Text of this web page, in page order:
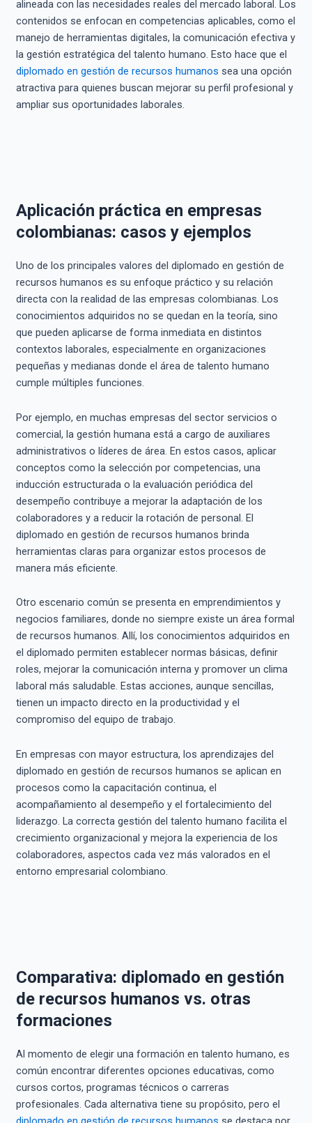
alineada con las necesidades reales del mercado laboral. Los
contenidos se enfocan en competencias aplicables, como el
manejo de herramientas digitales, la comunicación efectiva y
la gestión estratégica del talento humano. Esto hace que el
diplomado en gestión de recursos humanos sea una opción
atractiva para quienes buscan mejorar su perfil profesional y
ampliar sus oportunidades laborales.
Aplicación práctica en empresas
colombianas: casos y ejemplos
Uno de los principales valores del diplomado en gestión de
recursos humanos es su enfoque práctico y su relación
directa con la realidad de las empresas colombianas. Los
conocimientos adquiridos no se quedan en la teoría, sino
que pueden aplicarse de forma inmediata en distintos
contextos laborales, especialmente en organizaciones
pequeñas y medianas donde el área de talento humano
cumple múltiples funciones.
Por ejemplo, en muchas empresas del sector servicios o
comercial, la gestión humana está a cargo de auxiliares
administrativos o líderes de área. En estos casos, aplicar
conceptos como la selección por competencias, una
inducción estructurada o la evaluación periódica del
desempeño contribuye a mejorar la adaptación de los
colaboradores y a reducir la rotación de personal. El
diplomado en gestión de recursos humanos brinda
herramientas claras para organizar estos procesos de
manera más eficiente.
Otro escenario común se presenta en emprendimientos y
negocios familiares, donde no siempre existe un área formal
de recursos humanos. Allí, los conocimientos adquiridos en
el diplomado permiten establecer normas básicas, definir
roles, mejorar la comunicación interna y promover un clima
laboral más saludable. Estas acciones, aunque sencillas,
tienen un impacto directo en la productividad y el
compromiso del equipo de trabajo.
En empresas con mayor estructura, los aprendizajes del
diplomado en gestión de recursos humanos se aplican en
procesos como la capacitación continua, el
acompañamiento al desempeño y el fortalecimiento del
liderazgo. La correcta gestión del talento humano facilita el
crecimiento organizacional y mejora la experiencia de los
colaboradores, aspectos cada vez más valorados en el
entorno empresarial colombiano.
Comparativa: diplomado en gestión
de recursos humanos vs. otras
formaciones
Al momento de elegir una formación en talento humano, es
común encontrar diferentes opciones educativas, como
cursos cortos, programas técnicos o carreras
profesionales. Cada alternativa tiene su propósito, pero el